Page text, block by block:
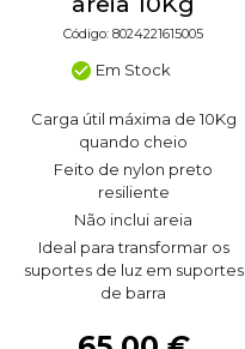
Código: 8024221615005
Em Stock
Carga útil máxima de 10Kg
quando cheio
Feito de nylon preto
resiliente
Não inclui areia
Ideal para transformar os
suportes de luz em suportes
de barra